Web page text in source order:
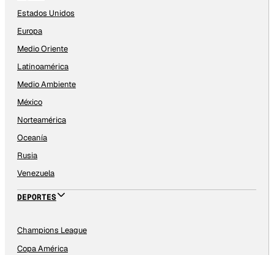
Estados Unidos
Europa
Medio Oriente
Latinoamérica
Medio Ambiente
México
Norteamérica
Oceanía
Rusia
Venezuela
DEPORTES
Champions League
Copa América